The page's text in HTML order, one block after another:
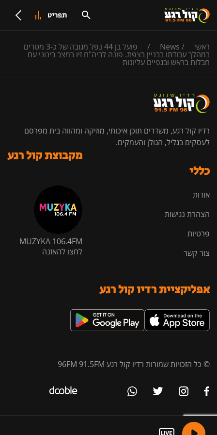
תפריט
ראשי /
News
/ פועל בן 44 נפל מגובה של כ-3 מטרים
במהלך עבודתו בבניין בצפת. פונה לביה"ח זיו במצב בינוני עם
חבלות בראש ובגפיים עליונות
רדיו קול רגע, משדרים תוכן איכותי, מוזיקה ומהווה בית מפרסם
לעסקים בגליל, הגולן והעמקים.
כללי
אודות
הצהרת נגישות
פרטיות
צור קשר
מקבוצת קול רגע
MUZYKA 106.4FM
לחצו להאזנה
אפליקציית רדיו קול רגע
© כל הזכויות שמורות רדיו קול רגע 96FM 91.5FM